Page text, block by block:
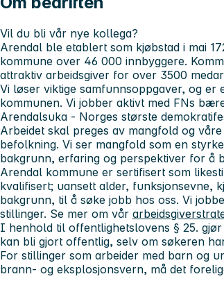
Vil du bli vår nye kollega?
Arendal ble etablert som kjøbstad i mai
kommune over 46 000 innbyggere.
attraktiv arbeidsgiver for over 3500
Vi løser viktige samfunnsoppgaver, og
kommunen. Vi jobber aktivt med FNs
Arendalsuka - Norges største
Arbeidet skal preges av mangfold og
befolkning. Vi ser mangfold som en
bakgrunn, erfaring og perspektiver for å
Arendal kommune er sertifisert som
kvalifisert; uansett alder, funksjonsevne,
bakgrunn, til å søke jobb hos oss. Vi
stillinger. Se mer om vår
I henhold til offentlighetslovens § 25.
kan bli gjort offentlig, selv om søkeren
For stillinger som arbeider med barn og
brann- og eksplosjonsvern, må det